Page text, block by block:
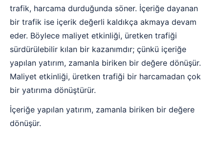
trafik, harcama durduğunda söner. İçeriğe dayanan
bir trafik ise içerik değerli kaldıkça akmaya devam
eder. Böylece maliyet etkinliği, üretken trafiği
sürdürülebilir kılan bir kazanımdır; çünkü içeriğe
yapılan yatırım, zamanla biriken bir değere dönüşür.
Maliyet etkinliği, üretken trafiği bir harcamadan çok
bir yatırıma dönüştürür.
İçeriğe yapılan yatırım, zamanla biriken bir değere
dönüşür.